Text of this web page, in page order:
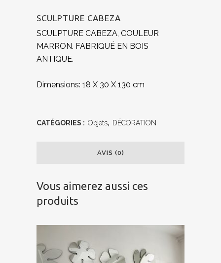
SCULPTURE CABEZA
SCULPTURE CABEZA, COULEUR
MARRON. FABRIQUÉ EN BOIS
ANTIQUE.
Dimensions: 18 X 30 X 130 cm
CATÉGORIES : Objets, DÉCORATION
AVIS (0)
Vous aimerez aussi ces
produits